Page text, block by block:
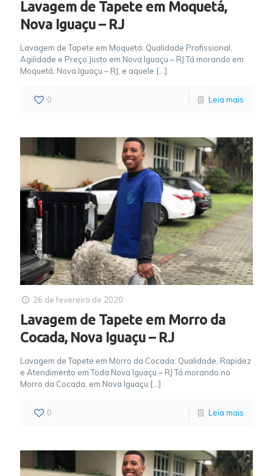
Lavagem de Tapete em Moquetá,
Nova Iguaçu – RJ
Lavagem de Tapete em Moquetá: Qualidade Profissional,
Agilidade e Preço Justo em Nova Iguaçu – RJ Tá morando em
Moquetá, Nova Iguaçu – RJ, e aquele […]
0 Leia mais
26 de fevereiro de 2020
Lavagem de Tapete em Morro da
Cocada, Nova Iguaçu – RJ
Lavagem de Tapete em Morro da Cocada: Qualidade, Rapidez
e Atendimento em Toda Nova Iguaçu – RJ Tá morando no
Morro da Cocada, em Nova Iguaçu […]
0 Leia mais